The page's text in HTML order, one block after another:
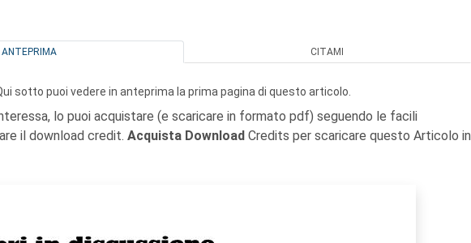
ANTEPRIMA CITAMI
sotto puoi vedere in anteprima la prima pagina di questo articolo.
lo puoi acquistare (e scaricare in formato pdf) seguendo le facili
il download credit. Acquista Download Credits per scaricare questo Articolo in